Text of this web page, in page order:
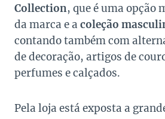
Collection, que é uma opção
da marca e a coleção
contando também com
de decoração, artigos de
perfumes e calçados.
Pela loja está exposta a